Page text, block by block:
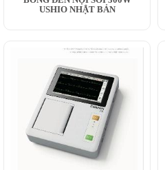
USHIO NHẬT BẢN